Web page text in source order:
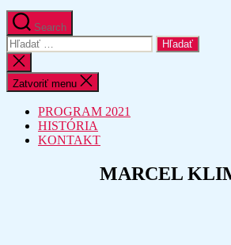
Search
Vyhľadať:
Zatvoriť
vyhľadávanie
Zatvoriť menu
PROGRAM 2021
HISTÓRIA
KONTAKT
MARCEL